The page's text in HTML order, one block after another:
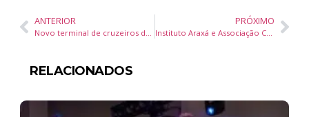
ANTERIOR
Novo terminal de cruzeiros de Itajaí terá aporte de R$ 300 milhões do Governo Federal e deve ser entregue em janeiro
PRÓXIMO
Instituto Araxá e Associação Cultural e Comunitária lançam concurso de comunicação para mais de 160 estudantes de Porto Belo
RELACIONADOS